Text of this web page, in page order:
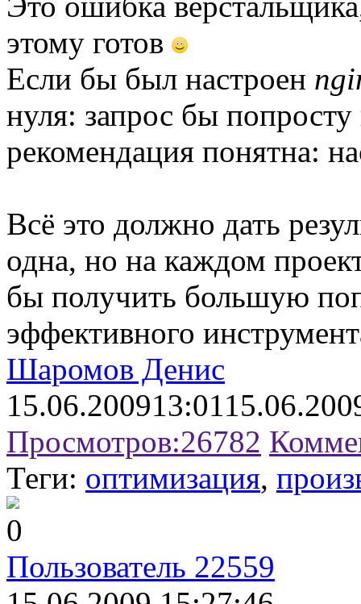
этому готов
Если бы был настроен
нуля: запрос бы
рекомендация понятна:
Всё это должно дать
одна, но на каждом
бы получить большую
эффективного
Шаромов Денис
15.06.200913:01
Просмотров:26782
Теги: оптимизация,
0
Пользователь 22559